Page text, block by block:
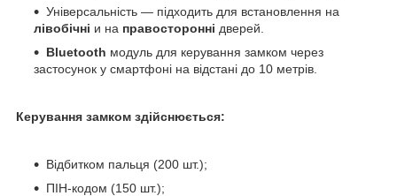
Універсальність — підходить для встановлення на
лівобічні и на правосторонні дверей.
Bluetooth модуль для керування замком через
застосунок у смартфоні на відстані до 10 метрів.
Керування замком здійснюється:
Відбитком пальця (200 шт.);
ПІН-кодом (150 шт.);